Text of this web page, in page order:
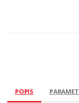
POPIS